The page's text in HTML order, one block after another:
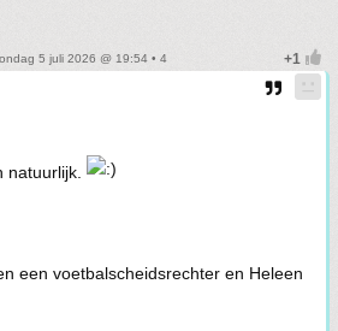
5 juli 2026 @ 19:54 • 4
natuurlijk.
een voetbalscheidsrechter en Heleen